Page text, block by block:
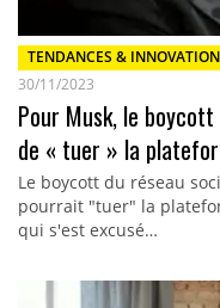
TENDANCES &
30/11/2023
Pour Musk, le
de « tuer » la
Le boycott du réseau
pourrait "tuer" la
qui s'est excusé…